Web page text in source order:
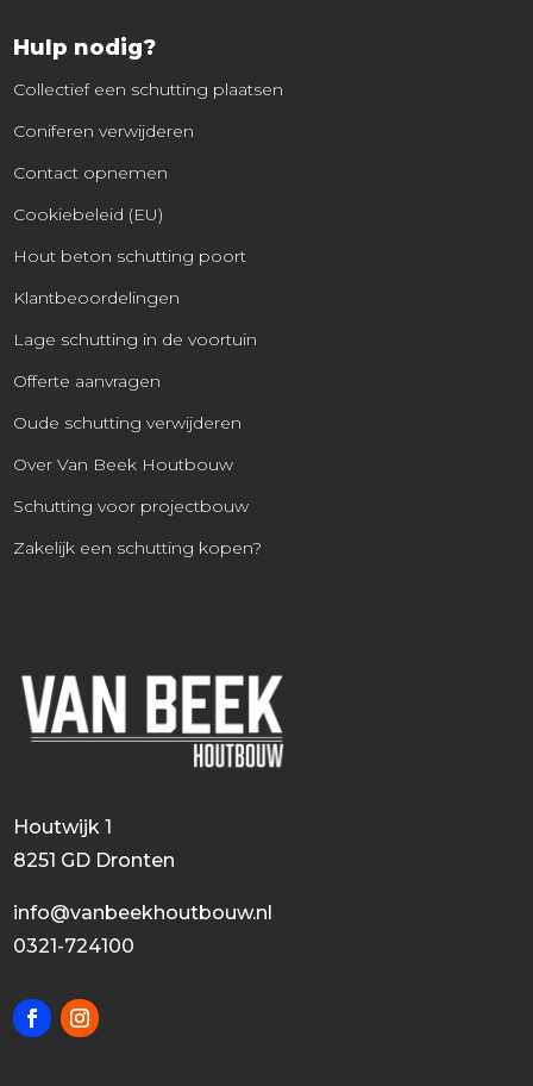
Hulp nodig?
Collectief een schutting plaatsen
Coniferen verwijderen
Contact opnemen
Cookiebeleid (EU)
Hout beton schutting poort
Klantbeoordelingen
Lage schutting in de voortuin
Offerte aanvragen
Oude schutting verwijderen
Over Van Beek Houtbouw
Schutting voor projectbouw
Zakelijk een schutting kopen?
Houtwijk 1
8251 GD Dronten
info@vanbeekhoutbouw.nl
0321-724100